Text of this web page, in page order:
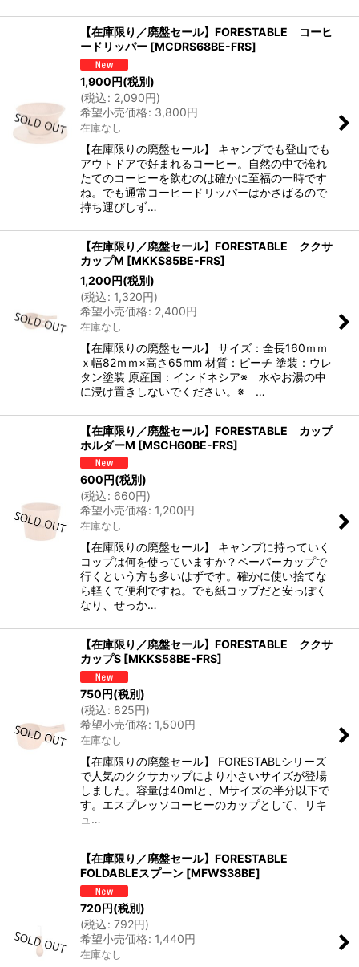
【在庫限り／廃盤セール】FORESTABLE コーヒ
ードリッパー [MCDRS68BE-FRS]
1,900円(税別)
(税込: 2,090円)
希望小売価格: 3,800円
在庫なし
【在庫限りの廃盤セール】 キャンプでも登山でも
アウトドアで好まれるコーヒー。自然の中で淹れ
たてのコーヒーを飲むのは確かに至福の一時です
ね。でも通常コーヒードリッパーはかさばるので
持ち運びしず…
【在庫限り／廃盤セール】FORESTABLE ククサ
カップM [MKKS85BE-FRS]
1,200円(税別)
(税込: 1,320円)
希望小売価格: 2,400円
在庫なし
【在庫限りの廃盤セール】 サイズ：全長160ｍｍ
ｘ幅82ｍｍ×高さ65mm 材質：ビーチ 塗装：ウレ
タン塗装 原産国：インドネシア※ 水やお湯の中
に浸け置きしないでください。※ …
【在庫限り／廃盤セール】FORESTABLE カップ
ホルダーM [MSCH60BE-FRS]
600円(税別)
(税込: 660円)
希望小売価格: 1,200円
在庫なし
【在庫限りの廃盤セール】 キャンプに持っていく
コップは何を使っていますか？ペーパーカップで
行くという方も多いはずです。確かに使い捨てな
ら軽くて便利ですね。でも紙コップだと安っぽく
なり、せっか…
【在庫限り／廃盤セール】FORESTABLE ククサ
カップS [MKKS58BE-FRS]
750円(税別)
(税込: 825円)
希望小売価格: 1,500円
在庫なし
【在庫限りの廃盤セール】 FORESTABLシリーズ
で人気のククサカップにより小さいサイズが登場
しました。容量は40mlと、Mサイズの半分以下で
す。エスプレッソコーヒーのカップとして、リキ
ュ…
【在庫限り／廃盤セール】FORESTABLE
FOLDABLEスプーン [MFWS38BE]
720円(税別)
(税込: 792円)
希望小売価格: 1,440円
在庫なし